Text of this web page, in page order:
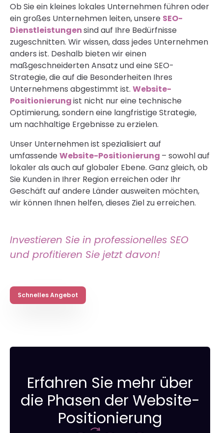
Ob Sie ein kleines lokales Unternehmen führen oder
ein großes Unternehmen leiten, unsere SEO-
Dienstleistungensind auf Ihre Bedürfnisse
zugeschnitten. Wir wissen, dass jedes Unternehmen
anders ist. Deshalb bieten wir einen
maßgeschneiderten Ansatz und eine SEO-
Strategie, die auf die Besonderheiten Ihres
Unternehmens abgestimmt ist. Website-
Positionierungist nicht nur eine technische
Optimierung, sondern eine langfristige Strategie,
um nachhaltige Ergebnisse zu erzielen.
Unser Unternehmen ist spezialisiert auf
umfassendeWebsite-Positionierung – sowohl auf
lokaler als auch auf globaler Ebene. Ganz gleich, ob
Sie Kunden in Ihrer Region erreichen oder Ihr
Geschäft auf andere Länder ausweiten möchten,
wir können Ihnen helfen, dieses Ziel zu erreichen.
Investieren Sie in professionelles SEO
und profitieren Sie jetzt davon!
Schnelles Angebot
Erfahren Sie mehr über
die Phasen der Website-
Positionierung